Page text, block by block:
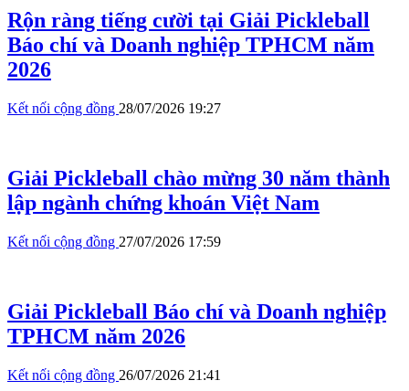
Rộn ràng tiếng cười tại Giải Pickleball
Báo chí và Doanh nghiệp TPHCM năm
2026
Kết nối cộng đồng 28/07/2026 19:27
Giải Pickleball chào mừng 30 năm thành
lập ngành chứng khoán Việt Nam
Kết nối cộng đồng 27/07/2026 17:59
Giải Pickleball Báo chí và Doanh nghiệp
TPHCM năm 2026
Kết nối cộng đồng 26/07/2026 21:41